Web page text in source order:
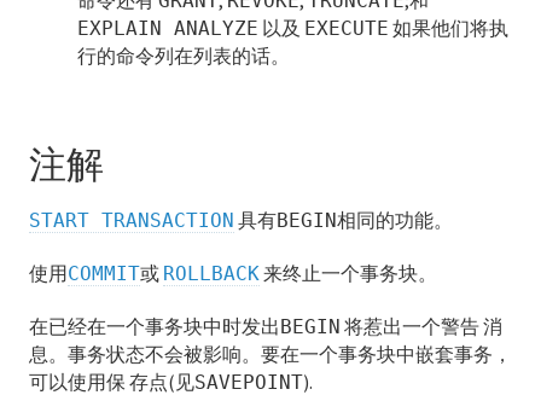
CLOSE
COMMENT
CREATE AGGREGATE
CREATE CAST
EXPLAIN ANALYZE 以及 EXECUTE 如果他们将执
行的命令列在列表的话。
注解
START TRANSACTION 具有BEGIN相同的功能。
使用COMMIT或 ROLLBACK 来终止一个事务块。
在已经在一个事务块中时发出BEGIN 将惹出一个警告 消
息。事务状态不会被影响。要在一个事务块中嵌套事务，
可以使用保 存点(见SAVEPOINT).